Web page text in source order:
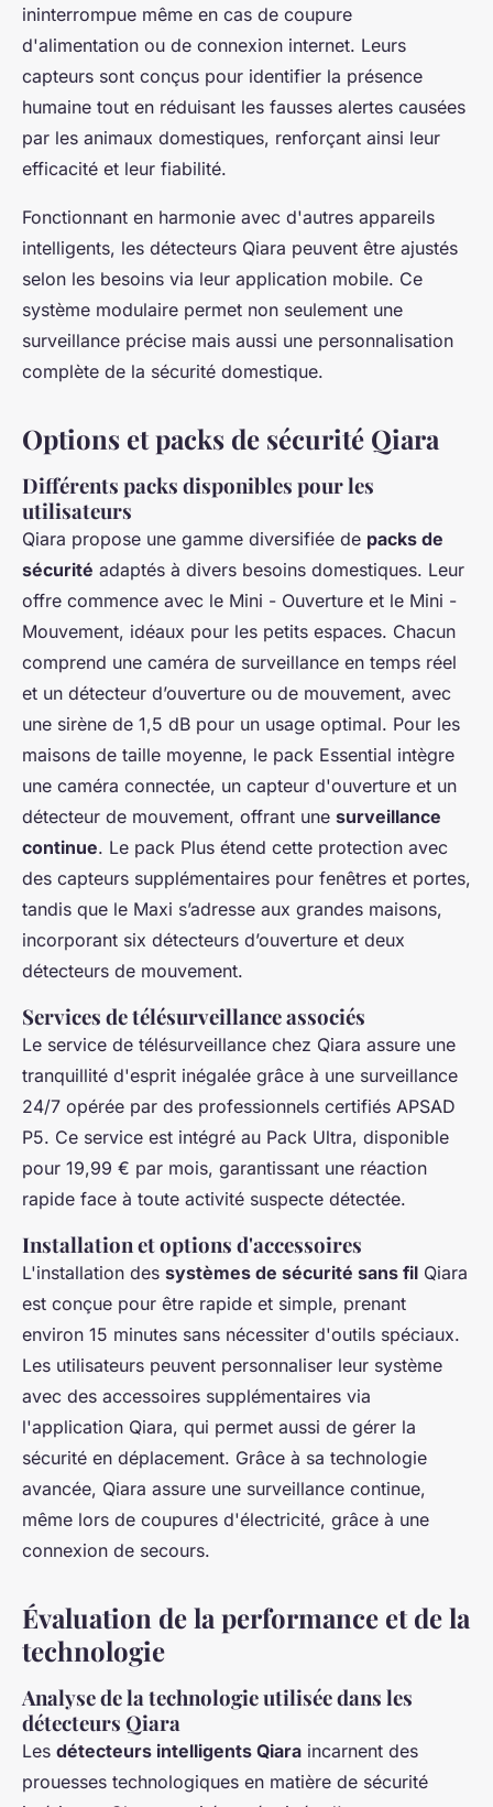
ininterrompue même en cas de coupure
d'alimentation ou de connexion internet. Leurs
capteurs sont conçus pour identifier la présence
humaine tout en réduisant les fausses alertes causées
par les animaux domestiques, renforçant ainsi leur
efficacité et leur fiabilité.
Fonctionnant en harmonie avec d'autres appareils
intelligents, les détecteurs Qiara peuvent être ajustés
selon les besoins via leur application mobile. Ce
système modulaire permet non seulement une
surveillance précise mais aussi une personnalisation
complète de la sécurité domestique.
Options et packs de sécurité Qiara
Différents packs disponibles pour les
utilisateurs
Qiara propose une gamme diversifiée de packs de
sécurité adaptés à divers besoins domestiques. Leur
offre commence avec le Mini - Ouverture et le Mini -
Mouvement, idéaux pour les petits espaces. Chacun
comprend une caméra de surveillance en temps réel
et un détecteur d’ouverture ou de mouvement, avec
une sirène de 1,5 dB pour un usage optimal. Pour les
maisons de taille moyenne, le pack Essential intègre
une caméra connectée, un capteur d'ouverture et un
détecteur de mouvement, offrant une surveillance
continue. Le pack Plus étend cette protection avec
des capteurs supplémentaires pour fenêtres et portes,
tandis que le Maxi s’adresse aux grandes maisons,
incorporant six détecteurs d’ouverture et deux
détecteurs de mouvement.
Services de télésurveillance associés
Le service de télésurveillance chez Qiara assure une
tranquillité d'esprit inégalée grâce à une surveillance
24/7 opérée par des professionnels certifiés APSAD
P5. Ce service est intégré au Pack Ultra, disponible
pour 19,99 € par mois, garantissant une réaction
rapide face à toute activité suspecte détectée.
Installation et options d'accessoires
L'installation des systèmes de sécurité sans fil Qiara
est conçue pour être rapide et simple, prenant
environ 15 minutes sans nécessiter d'outils spéciaux.
Les utilisateurs peuvent personnaliser leur système
avec des accessoires supplémentaires via
l'application Qiara, qui permet aussi de gérer la
sécurité en déplacement. Grâce à sa technologie
avancée, Qiara assure une surveillance continue,
même lors de coupures d'électricité, grâce à une
connexion de secours.
Évaluation de la performance et de la
technologie
Analyse de la technologie utilisée dans les
détecteurs Qiara
Les détecteurs intelligents Qiara incarnent des
prouesses technologiques en matière de sécurité